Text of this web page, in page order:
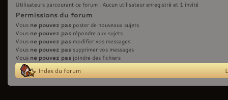
Utilisateurs parcourant ce forum : Aucun utilisateur enregistré et 1 invité
Permissions du forum
Vous ne pouvez pas poster de nouveaux sujets
Vous ne pouvez pas répondre aux sujets
Vous ne pouvez pas modifier vos messages
Vous ne pouvez pas supprimer vos messages
Vous ne pouvez pas joindre des fichiers
Index du forum